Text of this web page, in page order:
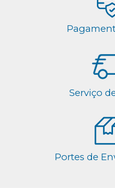
Serviço
Portes de